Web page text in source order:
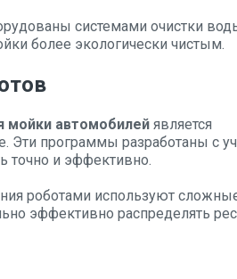
системами очистки
более экологически чистым.
мойки автомобилей является
Эти программы разработаны с
точно и эффективно.
роботами используют
эффективно распределять